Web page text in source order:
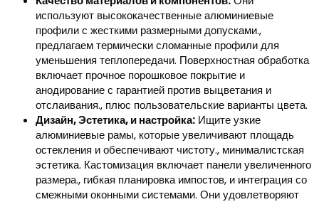
используют высококачественные алюминиевые
профили с жесткими размерными допусками.,
предлагаем термически сломанные профили для
уменьшения теплопередачи. Поверхностная обработка
включает прочное порошковое покрытие и
анодирование с гарантией против выцветания и
отслаивания., плюс пользовательские варианты цвета.
Дизайн, Эстетика, и настройка: Ищите узкие
алюминиевые рамы, которые увеличивают площадь
остекления и обеспечивают чистоту., минималистская
эстетика. Кастомизация включает панели увеличенного
размера., гибкая планировка импостов, и интеграция со
смежными оконными системами. Они удовлетворяют